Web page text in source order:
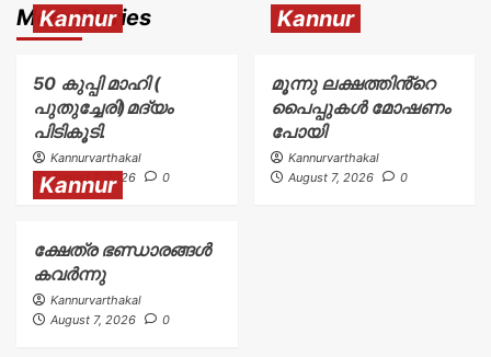
More Stories
Kannur
50 കുപ്പി മാഹി (
പുതുച്ചേരി)മദ്യം
പിടികൂടി.
Kannurvarthakal
August 7, 2026
0
Kannur
മൂന്നു ലക്ഷത്തിൻ്റെ
പൈപ്പുകൾ മോഷണം
പോയി
Kannurvarthakal
August 7, 2026
0
Kannur
ക്ഷേത്ര ഭണ്ഡാരങ്ങൾ
കവർന്നു
Kannurvarthakal
August 7, 2026
0